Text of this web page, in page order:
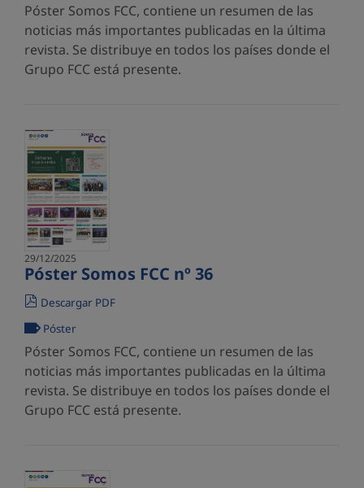
Póster Somos FCC, contiene un resumen de las
noticias más importantes publicadas en la última
revista. Se distribuye en todos los países donde el
Grupo FCC está presente.
29/12/2025
Póster Somos FCC nº 36
Descargar PDF
Póster
Póster Somos FCC, contiene un resumen de las
noticias más importantes publicadas en la última
revista. Se distribuye en todos los países donde el
Grupo FCC está presente.